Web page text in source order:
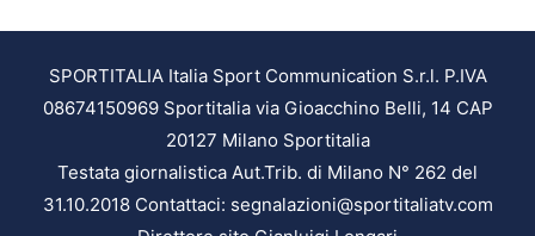
SPORTITALIA Italia Sport Communication S.r.l. P.IVA
08674150969 Sportitalia via Gioacchino Belli, 14 CAP
20127 Milano Sportitalia
Testata giornalistica Aut.Trib. di Milano N° 262 del
31.10.2018 Contattaci: segnalazioni@sportitaliatv.com